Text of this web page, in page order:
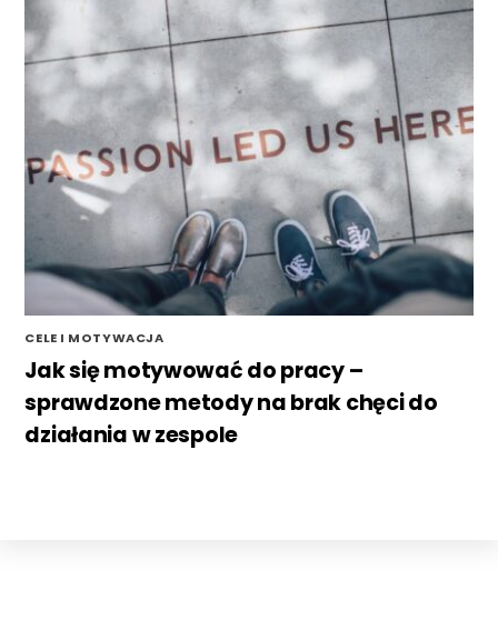
CELE I MOTYWACJA
Jak się motywować do pracy –
sprawdzone metody na brak chęci do
działania w zespole